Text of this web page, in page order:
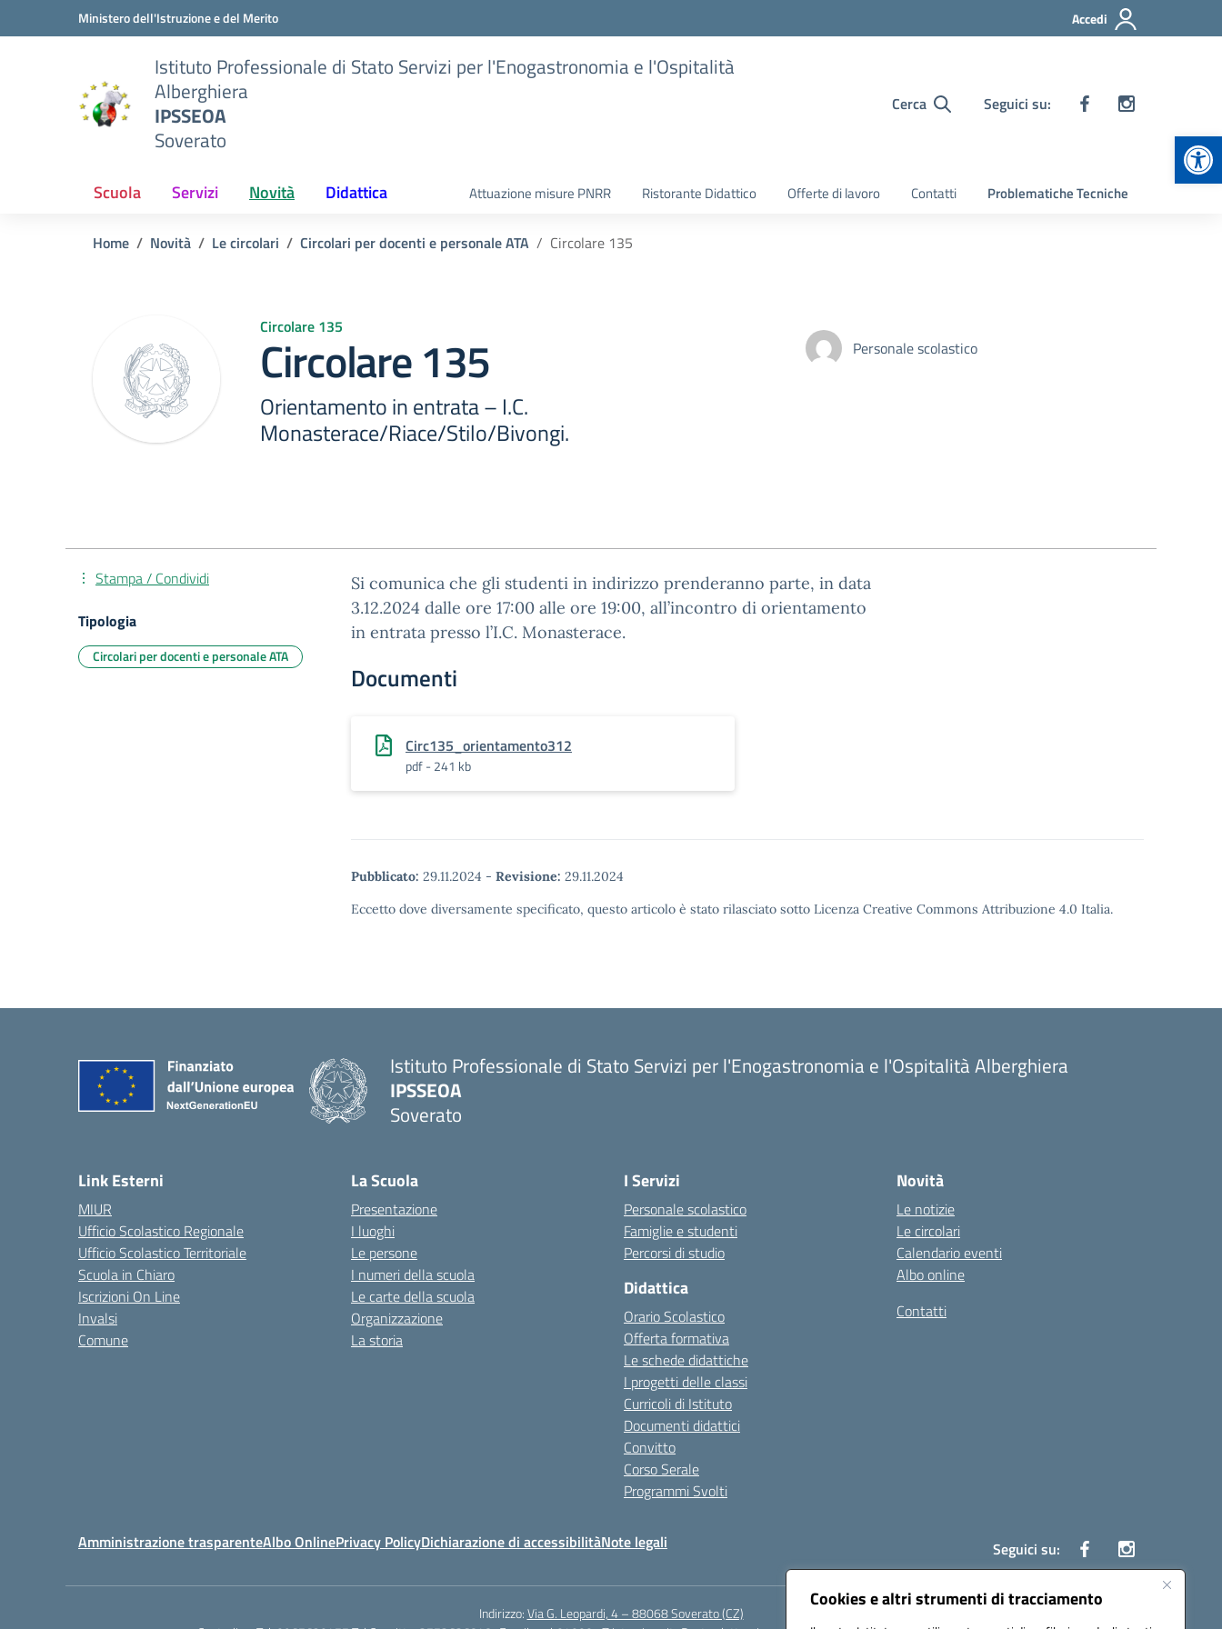
Cookies e altri strumenti di tracciamento
Vai ai contenuti
Vai al menu di navigazioneMinistero dell'Istruzione e del Merito Accedi
Istituto Professionale di Stato Servizi per l'Enogastronomia e l'Ospitalità
Alberghiera
IPSSEOA
Soverato
Cerca Seguici su:
Scuola Servizi Novità Didattica Attuazione misure PNRR Ristorante Didattico Offerte di lavoro Contatti Problematiche Tecniche
Home Novità Le circolari Circolari per docenti e personale ATA Circolare 135
Circolare 135
Circolare 135
Orientamento in entrata – I.C.
Monasterace/Riace/Stilo/Bivongi.
Personale scolastico
Si comunica che gli studenti in indirizzo prenderanno parte, in data
3.12.2024 dalle ore 17:00 alle ore 19:00, all’incontro di orientamento
in entrata presso l’I.C. Monasterace.
Documenti
Circ135_orientamento312
pdf - 241 kb
Pubblicato: 29.11.2024 - Revisione: 29.11.2024
Eccetto dove diversamente specificato, questo articolo è stato rilasciato sotto Licenza Creative Commons Attribuzione 4.0 Italia.
Stampa / Condividi
Tipologia
Circolari per docenti e personale ATA
Istituto Professionale di Stato Servizi per l'Enogastronomia e l'Ospitalità Alberghiera
IPSSEOA
Soverato
Link Esterni
MIUR
Ufficio Scolastico Regionale
Ufficio Scolastico Territoriale
Scuola in Chiaro
Iscrizioni On Line
Invalsi
Comune
La Scuola
Presentazione
I luoghi
Le persone
I numeri della scuola
Le carte della scuola
Organizzazione
La storia
I Servizi
Personale scolastico
Famiglie e studenti
Percorsi di studio
Didattica
Orario Scolastico
Offerta formativa
Le schede didattiche
I progetti delle classi
Curricoli di Istituto
Documenti didattici
Convitto
Corso Serale
Programmi Svolti
Novità
Le notizie
Le circolari
Calendario eventi
Albo online
Contatti
Amministrazione trasparenteAlbo OnlinePrivacy PolicyDichiarazione di accessibilitàNote legali Seguici su:
Indirizzo:Via G. Leopardi, 4 – 88068 Soverato (CZ)